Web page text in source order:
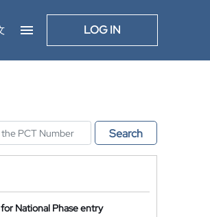
LOG IN
Search
National Phase entry